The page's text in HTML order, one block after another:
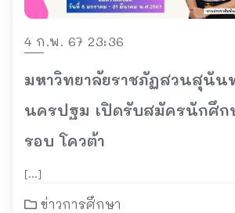
4 ก.พ. 67 23:36
มหาวิทยาลัยราชภัฏสวนสุนัน
นครปฐม เปิดรับสมัครนักศึก
รอบ โควต้า
[…]
ข่าวการศึกษา